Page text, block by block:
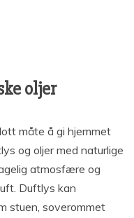
oljer
måte å gi hjemmet
og oljer med naturlige
atmosfære og
Duftlys kan
stuen, soverommet